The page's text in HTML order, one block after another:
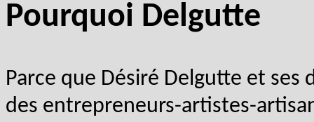
Pourquoi Delgutte
Parce que Désiré Delgutte et ses
des entrepreneurs-artistes-